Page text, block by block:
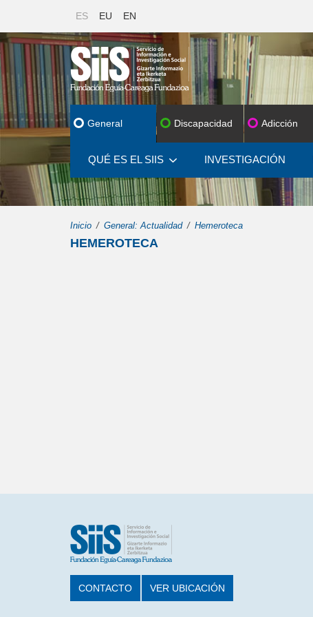
ES EU EN
General
QUÉ ES EL SIIS INVESTIGACIÓN
Discapacidad Adicción
Inicio General: Actualidad Hemeroteca
HEMEROTECA
CONTACTO VER UBICACIÓN